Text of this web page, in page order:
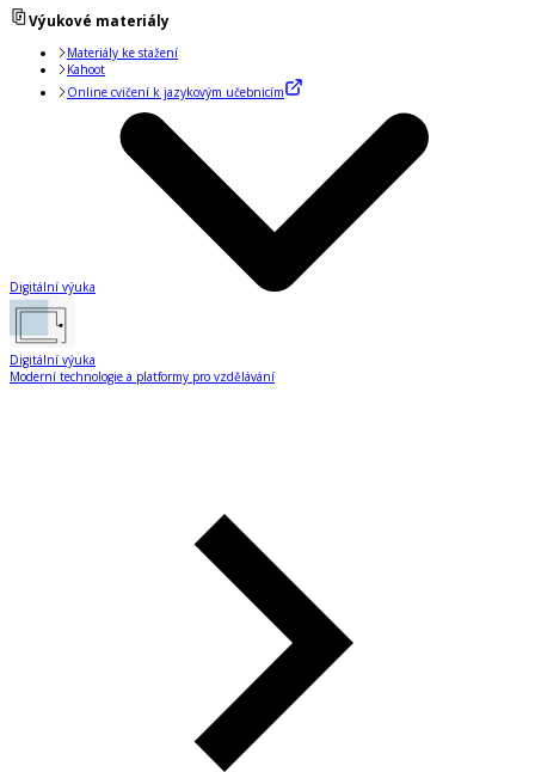
Výukové materiály
Materiály ke stažení
Kahoot
Online cvičení k jazykovým učebnicím
Digitální výuka
Digitální výuka
Moderní technologie a platformy pro vzdělávání